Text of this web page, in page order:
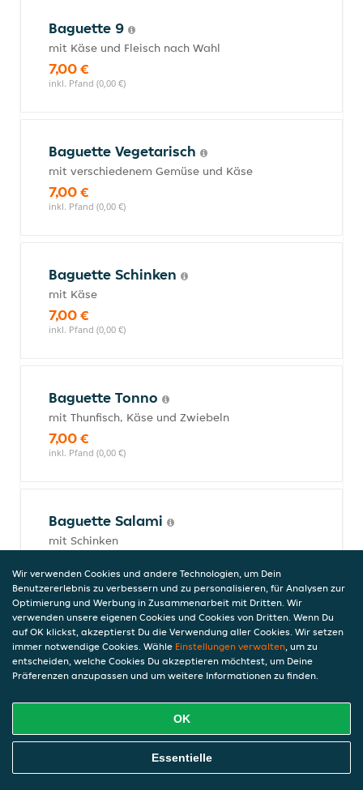
Baguette 9
mit Käse und Fleisch nach Wahl
7,00 €
inkl. Pfand (0,00 €)
Baguette Vegetarisch
mit verschiedenem Gemüse und Käse
7,00 €
inkl. Pfand (0,00 €)
Baguette Schinken
mit Käse
7,00 €
inkl. Pfand (0,00 €)
Baguette Tonno
mit Thunfisch, Käse und Zwiebeln
7,00 €
inkl. Pfand (0,00 €)
Baguette Salami
mit Schinken
inkl. Pfand (0,00 €)
Bratnudeln
Alle Gerichte werden mit einer Sauce Ihrer Wahl serviert.
Gebratenes Gemüse mit
Hähnchenfleisch
8,00 €
Online Essen Bestellen
Wir verwenden Cookies und andere Technologien, um Dein
Benutzererlebnis zu verbessern und zu personalisieren, für Analysen zur
Optimierung und Werbung in Zusammenarbeit mit Dritten. Wir
verwenden unsere eigenen Cookies und Cookies von Dritten. Wenn Du
auf OK klickst, akzeptierst Du die Verwendung aller Cookies. Wir setzen
immer notwendige Cookies. Wähle Einstellungen verwalten, um zu
entscheiden, welche Cookies Du akzeptieren möchtest, um Deine
Präferenzen anzupassen und um weitere Informationen zu finden.
OK
Essentielle